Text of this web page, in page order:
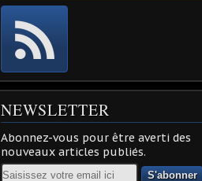
NEWSLETTER
Abonnez-vous pour être averti des
nouveaux articles publiés.
Email